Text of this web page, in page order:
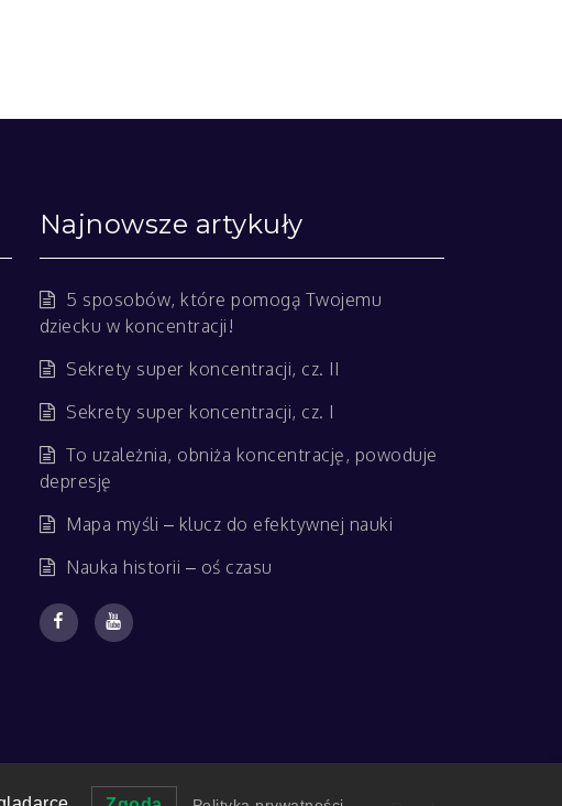
Najnowsze artykuły
5 sposobów, które pomogą Twojemu
dziecku w koncentracji!
Sekrety super koncentracji, cz. II
Sekrety super koncentracji, cz. I
To uzależnia, obniża koncentrację, powoduje
depresję
Mapa myśli – klucz do efektywnej nauki
Nauka historii – oś czasu